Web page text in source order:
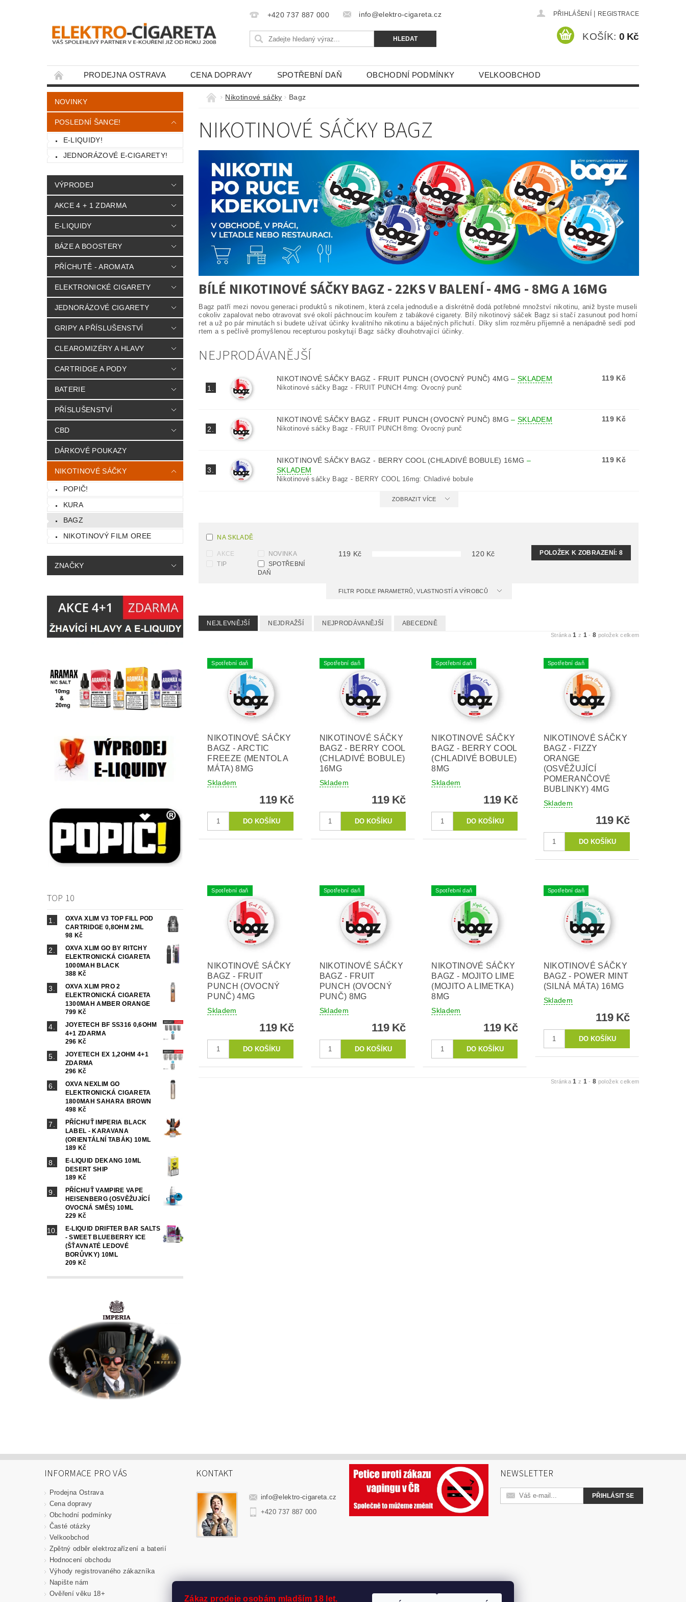
+420 737 887 000 info@elektro-cigareta.cz PŘIHLÁŠENÍ REGISTRACE
KOŠÍK: 0 Kč
PRODEJNA OSTRAVA CENA DOPRAVY SPOTŘEBNÍ DAŇ OBCHODNÍ PODMÍNKY VELKOOBCHOD
KONTAKTY
NOVINKY
POSLEDNÍ ŠANCE!
E-LIQUIDY!
JEDNORÁZOVÉ E-CIGARETY!
VÝPRODEJ
AKCE 4 + 1 ZDARMA
E-LIQUIDY
BÁZE A BOOSTERY
PŘÍCHUTĚ - AROMATA
ELEKTRONICKÉ CIGARETY
JEDNORÁZOVÉ CIGARETY
GRIPY A PŘÍSLUŠENSTVÍ
CLEAROMIZÉRY A HLAVY
CARTRIDGE A PODY
BATERIE
PŘÍSLUŠENSTVÍ
CBD
DÁRKOVÉ POUKAZY
NIKOTINOVÉ SÁČKY
POPIČ!
KURA
BAGZ
NIKOTINOVÝ FILM OREE
ZNAČKY
TOP 10
OXVA XLIM V3 TOP FILL POD
CARTRIDGE 0,8OHM 2ML
98 Kč
OXVA XLIM GO BY RITCHY
ELEKTRONICKÁ CIGARETA
1000MAH BLACK
388 Kč
OXVA XLIM PRO 2
ELEKTRONICKÁ CIGARETA
1300MAH AMBER ORANGE
799 Kč
JOYETECH BF SS316 0,6OHM
4+1 ZDARMA
296 Kč
JOYETECH EX 1,2OHM 4+1
ZDARMA
296 Kč
OXVA NEXLIM GO
ELEKTRONICKÁ CIGARETA
1800MAH SAHARA BROWN
498 Kč
PŘÍCHUŤ IMPERIA BLACK
LABEL - KARAVANA
(ORIENTÁLNÍ TABÁK) 10ML
189 Kč
E-LIQUID DEKANG 10ML
DESERT SHIP
189 Kč
PŘÍCHUŤ VAMPIRE VAPE
HEISENBERG (OSVĚŽUJÍCÍ
OVOCNÁ SMĚS) 10ML
229 Kč
E-LIQUID DRIFTER BAR SALTS
- SWEET BLUEBERRY ICE
(ŠŤAVNATÉ LEDOVÉ
BORŮVKY) 10ML
209 Kč
Nikotinové sáčky Bagz
NIKOTINOVÉ SÁČKY BAGZ
BÍLÉ NIKOTINOVÉ SÁČKY BAGZ - 22KS V BALENÍ - 4MG - 8MG A 16MG
Bagz patří mezi novou generaci produktů s nikotinem, která zcela jednoduše a diskrétně dodá potřebné množství nikotinu, aniž byste museli
cokoliv zapalovat nebo otravovat své okolí páchnoucím kouřem z tabákové cigarety. Bílý nikotinový sáček Bagz si stačí zasunout pod horní
ret a už po pár minutách si budete užívat účinky kvalitního nikotinu a báječných příchutí. Díky slim rozměru příjemně a nenápadně sedí pod
rtem a s pečlivě promyšlenou recepturou poskytují Bagz sáčky dlouhotrvající účinky.
NEJPRODÁVANĚJŠÍ
1.
NIKOTINOVÉ SÁČKY BAGZ - FRUIT PUNCH (OVOCNÝ PUNČ) 4MG– SKLADEM
Nikotinové sáčky Bagz - FRUIT PUNCH 4mg: Ovocný punč
119 Kč
2.
NIKOTINOVÉ SÁČKY BAGZ - FRUIT PUNCH (OVOCNÝ PUNČ) 8MG– SKLADEM
Nikotinové sáčky Bagz - FRUIT PUNCH 8mg: Ovocný punč
119 Kč
3.
NIKOTINOVÉ SÁČKY BAGZ - BERRY COOL (CHLADIVÉ BOBULE) 16MG –
SKLADEM
Nikotinové sáčky Bagz - BERRY COOL 16mg: Chladivé bobule
119 Kč
ZOBRAZIT VÍCE
NA SKLADĚ
AKCE
NOVINKA
TIP
SPOTŘEBNÍ
DAŇ
119 Kč 120Kč POLOŽEK K ZOBRAZENÍ:8
FILTR PODLE PARAMETRŮ, VLASTNOSTÍ A VÝROBCŮ
NEJLEVNĚJŠÍ NEJDRAŽŠÍ NEJPRODÁVANĚJŠÍ ABECEDNĚ
Stránka1 z 1 -8 položek celkem
Spotřební daň
NIKOTINOVÉ SÁČKY
BAGZ - ARCTIC
FREEZE (MENTOL A
MÁTA) 8MG
Skladem
119 Kč
Spotřební daň
NIKOTINOVÉ SÁČKY
BAGZ - BERRY COOL
(CHLADIVÉ BOBULE)
16MG
Skladem
119 Kč
Spotřební daň
NIKOTINOVÉ SÁČKY
BAGZ - BERRY COOL
(CHLADIVÉ BOBULE)
8MG
Skladem
119 Kč
Spotřební daň
NIKOTINOVÉ SÁČKY
BAGZ - FIZZY
ORANGE
(OSVĚŽUJÍCÍ
POMERANČOVÉ
BUBLINKY) 4MG
Skladem
119 Kč
Spotřební daň
NIKOTINOVÉ SÁČKY
BAGZ - FRUIT
PUNCH (OVOCNÝ
PUNČ) 4MG
Skladem
119 Kč
Spotřební daň
NIKOTINOVÉ SÁČKY
BAGZ - FRUIT
PUNCH (OVOCNÝ
PUNČ) 8MG
Skladem
119 Kč
Spotřební daň
NIKOTINOVÉ SÁČKY
BAGZ - MOJITO LIME
(MOJITO A LIMETKA)
8MG
Skladem
119 Kč
Spotřební daň
NIKOTINOVÉ SÁČKY
BAGZ - POWER MINT
(SILNÁ MÁTA) 16MG
Skladem
119 Kč
Stránka1 z 1 -8 položek celkem
INFORMACE PRO VÁS
Prodejna Ostrava
Cena dopravy
Obchodní podmínky
Časté otázky
Velkoobchod
Zpětný odběr elektrozařízení a baterií
Hodnocení obchodu
Výhody registrovaného zákazníka
Napište nám
Ověření věku 18+
KONTAKT
info@elektro-cigareta.cz
+420 737 887 000
NEWSLETTER
Zákaz prodeje osobám mladším 18 let.